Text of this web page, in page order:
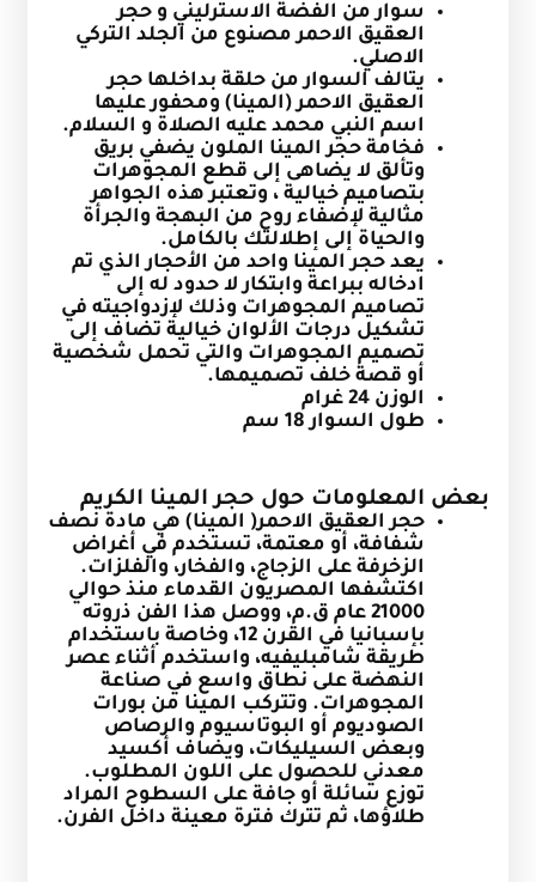
سوار من الفضة الاسترليني و حجر
العقيق الاحمر مصنوع من الجلد التركي
الاصلي.
يتالف السوار من حلقة بداخلها حجر
العقيق الاحمر (المينا) ومحفور عليها
اسم النبي محمد عليه الصلاة و السلام.
فخامة حجر المينا الملون يضفي بريق
وتألق لا يضاهى إلى قطع المجوهرات
بتصاميم خيالية ، وتعتبر هذه الجواهر
مثالية لإضفاء روح من البهجة والجرأة
والحياة إلى إطلالتك بالكامل.
يعد حجر المينا واحد من الأحجار الذي تم
ادخاله ببراعة وابتكار لا حدود له إلى
تصاميم المجوهرات وذلك لإزدواجيته في
تشكيل درجات الألوان خيالية تضاف إلى
تصميم المجوهرات والتي تحمل شخصية
أو قصة خلف تصميمها.
الوزن 24 غرام
طول السوار 18 سم
بعض المعلومات حول حجر المينا الكريم
حجر العقيق الاحمر( المينا) هي مادة نصف
شفافة، أو معتمة، تستخدم في أغراض
الزخرفة على الزجاج، والفخار، والفلزات.
اكتشفها المصريون القدماء منذ حوالي
21000 عام ق.م، ووصل هذا الفن ذروته
بإسبانيا في القرن 12، وخاصة باستخدام
طريقة شامبليفيه، واستخدم أثناء عصر
النهضة على نطاق واسع في صناعة
المجوهرات. وتتركب المينا من بورات
الصوديوم أو البوتاسيوم والرصاص
وبعض السيليكات، ويضاف أكسيد
معدني للحصول على اللون المطلوب.
توزع سائلة أو جافة على السطوح المراد
طلاؤها، ثم تترك فترة معينة داخل الفرن.